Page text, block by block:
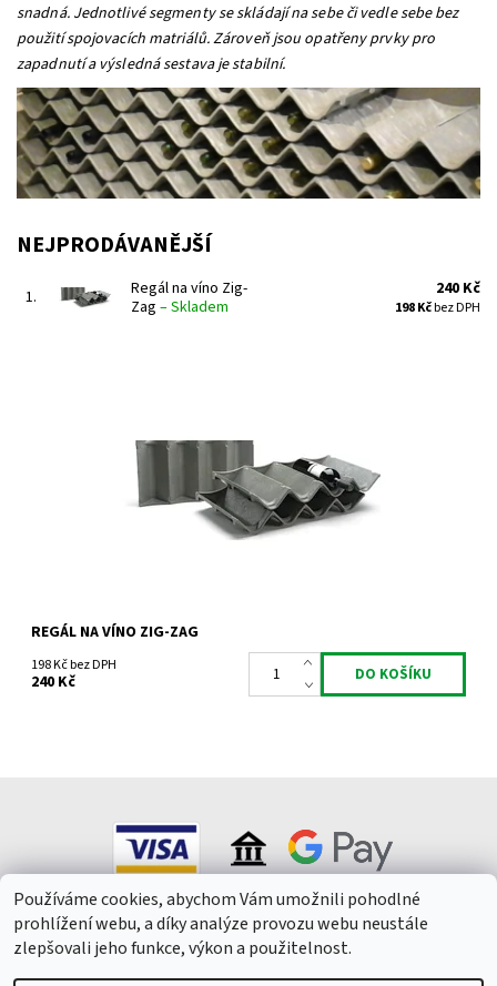
snadná. Jednotlivé segmenty se skládají na sebe či vedle sebe bez
použití spojovacích matriálů. Zároveň jsou opatřeny prvky pro
zapadnutí a výsledná sestava je stabilní.
NEJPRODÁVANĚJŠÍ
1.
Regál na víno Zig-
Zag –Skladem
240 Kč
198 Kčbez DPH
Skladem 2 ks
ZZ01
Zig-Zag Lasentiu
2 roky
REGÁL NA VÍNO ZIG-ZAG
198 Kč bez DPH
240 Kč
Používáme cookies, abychom Vám umožnili pohodlné
prohlížení webu, a díky analýze provozu webu neustále
zlepšovali jeho funkce, výkon a použitelnost.